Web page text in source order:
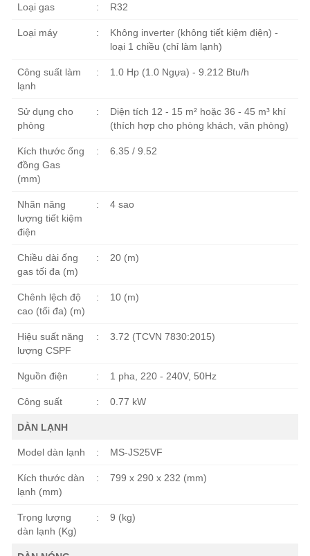
Loại gas : R32
Loại máy :
Không inverter (không tiết kiệm điện) -
loại 1 chiều (chỉ làm lạnh)
Công suất làm
lạnh
: 1.0 Hp (1.0 Ngựa) - 9.212 Btu/h
Sử dụng cho
phòng
:
Diện tích 12 - 15 m² hoặc 36 - 45 m³ khí
(thích hợp cho phòng khách, văn phòng)
Kích thước ống
đồng Gas
(mm)
: 6.35 / 9.52
Nhãn năng
lượng tiết kiệm
điện
: 4 sao
Chiều dài ống
gas tối đa (m)
: 20 (m)
Chênh lệch độ
cao (tối đa) (m)
: 10 (m)
Hiệu suất năng
lượng CSPF
: 3.72 (TCVN 7830:2015)
Nguồn điện : 1 pha, 220 - 240V, 50Hz
Công suất : 0.77 kW
DÀN LẠNH
Model dàn lạnh : MS-JS25VF
Kích thước dàn
lạnh (mm)
: 799 x 290 x 232 (mm)
Trọng lượng
dàn lạnh (Kg)
: 9 (kg)